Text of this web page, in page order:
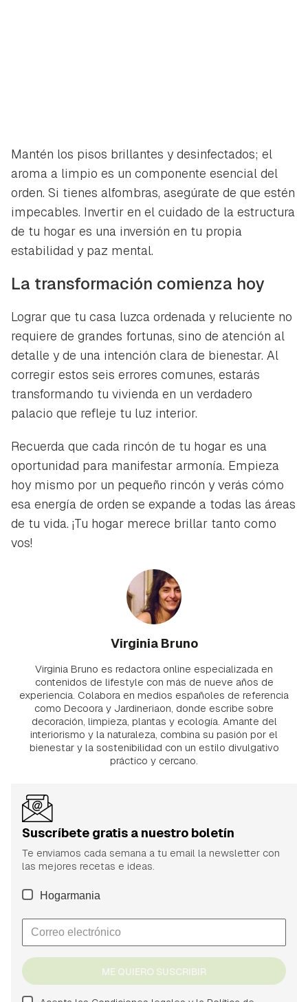
Mantén los pisos brillantes y desinfectados; el
aroma a limpio es un componente esencial del
orden. Si tienes alfombras, asegúrate de que estén
impecables. Invertir en el cuidado de la estructura
de tu hogar es una inversión en tu propia
estabilidad y paz mental.
La transformación comienza hoy
Lograr que tu casa luzca ordenada y reluciente no
requiere de grandes fortunas, sino de atención al
detalle y de una intención clara de bienestar. Al
corregir estos seis errores comunes, estarás
transformando tu vivienda en un verdadero
palacio que refleje tu luz interior.
Recuerda que cada rincón de tu hogar es una
oportunidad para manifestar armonía. Empieza
hoy mismo por un pequeño rincón y verás cómo
esa energía de orden se expande a todas las áreas
de tu vida. ¡Tu hogar merece brillar tanto como
vos!
Virginia Bruno
Virginia Bruno es redactora online especializada en
contenidos de lifestyle con más de nueve años de
experiencia. Colabora en medios españoles de referencia
como Decoora y Jardineriaon, donde escribe sobre
decoración, limpieza, plantas y ecología. Amante del
interiorismo y la naturaleza, combina su pasión por el
bienestar y la sostenibilidad con un estilo divulgativo
práctico y cercano.
Suscríbete gratis a nuestro boletín
Te enviamos cada semana a tu email la newsletter con
las mejores recetas e ideas.
Hogarmania
ME QUIERO SUSCRIBIR